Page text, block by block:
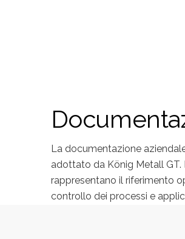
La documentazione
adottato da König Metall
rappresentano il riferimento
controllo dei processi e